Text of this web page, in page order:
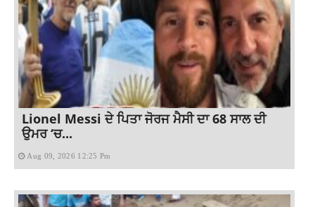
Lionel Messi ਦੇ ਪਿਤਾ ਜੋਰਜ ਮੈਸੀ ਦਾ 68 ਸਾਲ ਦੀ
ਉਮਰ ‘ਚ...
Aug 09, 2026 12:25 Pm